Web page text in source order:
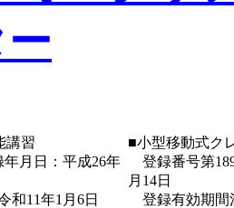
講習
月日：平成26年
和11年1月6日
■小型移動式ク
登録番号第
月14日
登録有効期間